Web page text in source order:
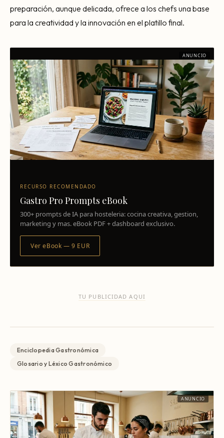
preparación, aunque delicada, ofrece a los chefs una base
para la creatividad y la innovación en el platillo final.
ANUNCIO
RECURSO RECOMENDADO
Gastro Pro Prompts eBook
300+ prompts de IA para hosteleria: cocina creativa, gestion,
marketing y mas. eBook PDF + dashboard exclusivo.
Ver eBook — 9 EUR
TU PUBLICIDAD AQUI
Enciclopedia Gastronómica
Glosario y Léxico Gastronómico
ANUNCIO